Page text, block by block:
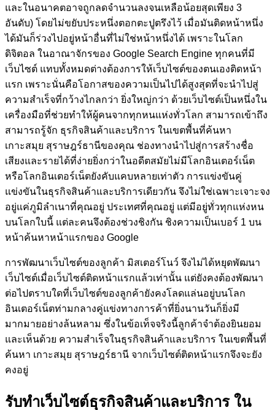
และในอนาคตอาจถูกลดจำนวนลงจนเหลือน้อยสุดเพียง 3
อันดับ) โดยไม่ขยับประหนึ่งตอกตะปูตรึงไว้ เมื่อมันติดหน้าหนึ่ง
ได้มันก็ร่วงไปอยู่หน้าอื่นที่ไม่ใช่หน้าหนึ่งได้ เพราะในโลก
ดิจิตอล ในอาณาจักรของ Google Search Engine ทุกคนที่มี
เว็บไซต์ แทบทั้งหมดต่างต้องการให้เว็บไซต์ของตนเองติดหน้า
แรก เพราะนั่นคือโอกาสของความเป็นไปได้สูงสุดที่จะนำไปสู่
ความสำเร็จที่กว้างไกลกว่า ยิ่งใหญ่กว่า ด้วยเว็บไซต์เป็นหนึ่งใน
เครื่องมือที่ช่วยทำให้ผู้คนจากทุกหนแห่งทั่วโลก สามารถเข้าถึง
สามารถรู้จัก ธุรกิจสินค้าและบริการ ในเขตพื้นที่ค้นหา
เกาะสมุย สุราษฎร์ธานีของคุณ ช่องทางนำไปสู่การสร้างชื่อ
เสียงและรายได้ที่ง่ายยิ่งกว่าในอดีตสมัยไม่มีโลกอินเตอร์เน็ต
หรือโลกอินเตอร์เน็ตยังคับแคบหลายเท่าตัว การแข่งขันคู่
แข่งขันในธุรกิจสินค้าและบริการเดียวกัน จึงไม่ใช่เฉพาะเจาะจง
อยู่แค่ภูมิลำเนาที่คุณอยู่ ประเทศที่คุณอยู่ แต่มีอยู่ทั่วทุกแห่งหน
บนโลกใบนี้ แต่ละคนจึงต้องช่วงชิงกัน ชิงความเป็นเบอร์ 1 บน
หน้าค้นหาหน้าแรกของ Google
การพัฒนาเว็บไซต์ของลูกค้า มิสเตอร์โนว์ จึงไม่ได้หยุดพัฒนา
เว็บไซต์เมื่อเว็บไซต์ติดหน้าแรกแล้วเท่านั้น แต่ยังคงต้องพัฒนา
ต่อไปตราบใดที่เว็บไซต์ของลูกค้ายังคงโลดแล่นอยู่บนโลก
อินเตอร์เน็ตท่ามกลางคู่แข่งทางการค้าที่ยิ่งนานวันก็ยิ่งมี
มากมายอย่างล้นหลาม ซึ่งในข้อเท็จจริงนี้ลูกค้าจำต้องยินยอม
และเห็นด้วย ความสำเร็จในธุรกิจสินค้าและบริการ ในเขตพื้นที่
ค้นหา เกาะสมุย สุราษฎร์ธานี จากเว็บไซต์ติดหน้าแรกจึงจะยัง
คงอยู่
รับทำเว็บไซต์ธุรกิจสินค้าและบริการ ใน